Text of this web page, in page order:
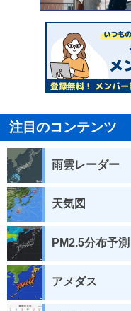
注目のコンテンツ
雨雲レーダー
天気図
PM2.5分布予測
アメダス